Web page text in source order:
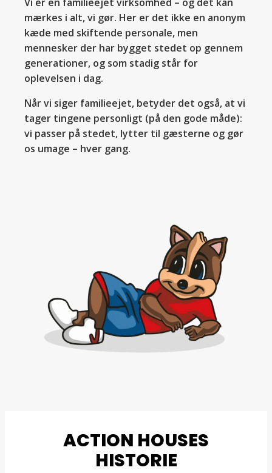
mærkes i alt, vi gør. Her er det ikke en anonym
kæde med skiftende personale, men
mennesker der har bygget stedet op gennem
generationer, og som stadig står for
oplevelsen i dag.
Når vi siger familieejet, betyder det også, at vi
tager tingene personligt (på den gode måde):
vi passer på stedet, lytter til gæsterne og gør
os umage – hver gang.
ACTION HOUSES
HISTORIE